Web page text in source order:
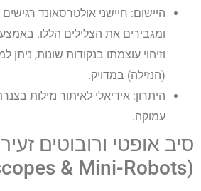
היישום: חיישני אולטרסאונד
ומגבירים את הצלילים הללו.
וזיהוי עוצמתו בנקודות שונות,
(הנזילה) במדויק.
היתרון: אידיאלי לאיתור נזילות
עמוקה.
סיב אופטי ורובוטים
(Borescopes & Mini-Robots)